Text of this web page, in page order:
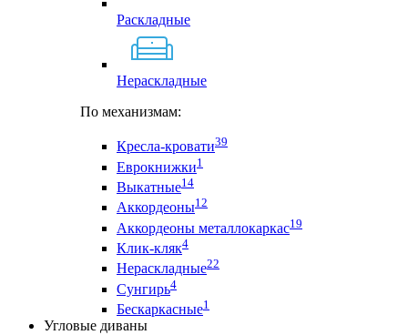
Раскладные
Нераскладные
По механизмам:
Кресла-кровати39
Еврокнижки1
Выкатные14
Аккордеоны12
Аккордеоны металлокаркас19
Клик-кляк4
Нераскладные22
Сунгирь4
Бескаркасные1
Угловые диваны